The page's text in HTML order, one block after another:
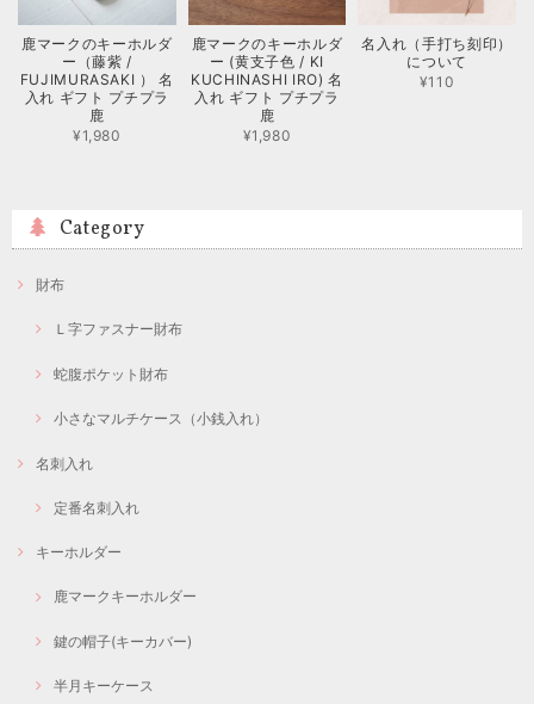
鹿マークのキーホルダ
ー（藤紫 /
FUJIMURASAKI ） 名
入れ ギフト プチプラ
鹿
¥1,980
鹿マークのキーホルダ
ー (黄支子色 / KI
KUCHINASHI IRO) 名
入れ ギフト プチプラ
鹿
¥1,980
名入れ（手打ち刻印）
について
¥110
Category
財布
Ｌ字ファスナー財布
蛇腹ポケット財布
小さなマルチケース（小銭入れ）
名刺入れ
定番名刺入れ
キーホルダー
鹿マークキーホルダー
鍵の帽子(キーカバー)
半月キーケース